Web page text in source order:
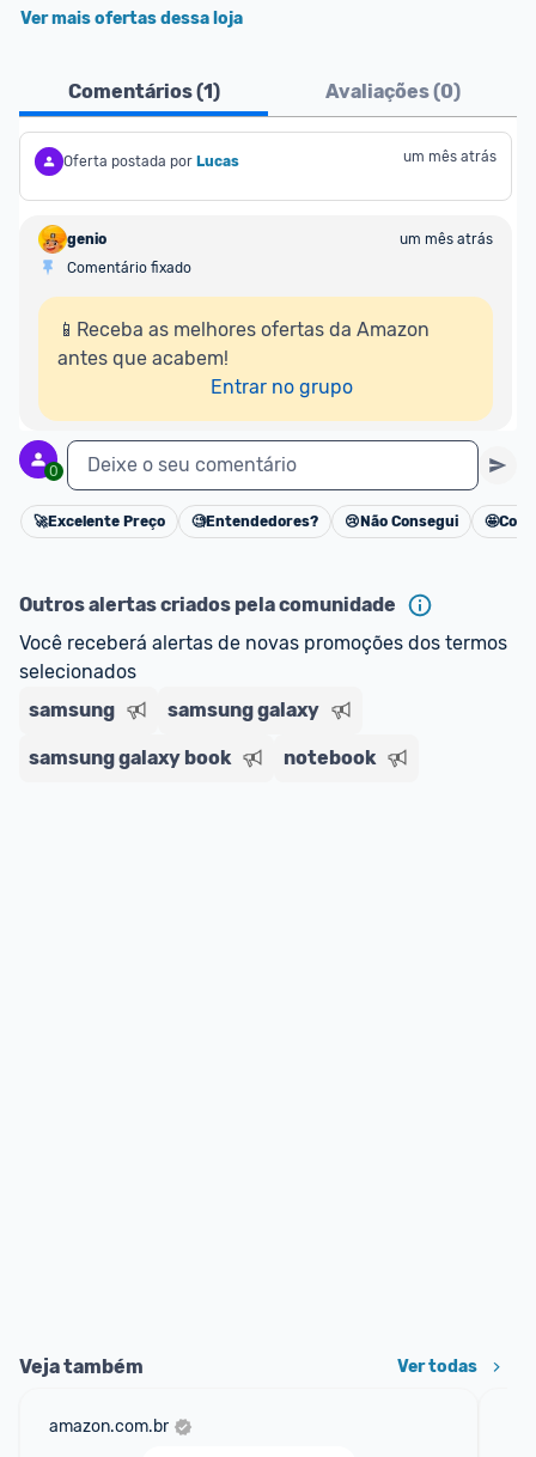
Ver mais ofertas dessa loja
Comentários (1) Avaliações (0)
Oferta postada por Lucas um mês atrás
genio
um mês atrás
Comentário fixado
📱Receba as melhores ofertas da Amazon
antes que acabem!
Entrar no grupo
0 Deixe o seu comentário
Cancelar
🚀Excelente Preço 🧐Entendedores? 😢 Não Consegui 🤩
Outros alertas criados pela comunidade
Você receberá alertas de novas promoções dos termos
selecionados
samsung
samsung galaxy
samsung galaxy book notebook
Veja também Ver todas
amazon.com.br